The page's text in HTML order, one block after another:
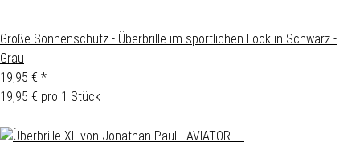
Große Sonnenschutz - Überbrille im sportlichen Look in Schwarz -
Grau
19,95 € *
19,95 € pro 1 Stück